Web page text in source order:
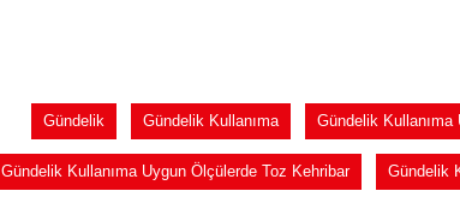
Gündelik Gündelik Kullanıma Gündelik Kullanıma
Gündelik Kullanıma Uygun Ölçülerde Toz Kehribar Gündelik